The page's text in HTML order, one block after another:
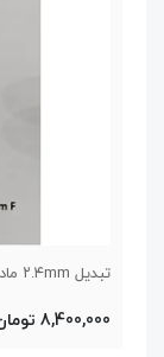
تبدیل ۲.۴mm ماده به ۳.۵mm ماده : RFONE 34GHz
8,400,000 تومان